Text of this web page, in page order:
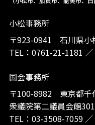
小松事務所
〒923-0941 石川県小
TEL： 0761-21-1181 ／
国会事務所
〒100-8982 東京都千
衆議院第二議員会館
TEL： 03-3508-7059／